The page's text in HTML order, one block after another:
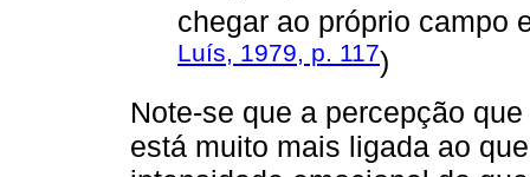
chegar ao próprio campo
Luís, 1979, p. 117)
Note-se que a percepção
está muito mais ligada ao